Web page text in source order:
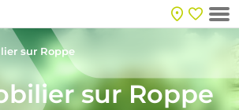
sur Roppe
sur Roppe